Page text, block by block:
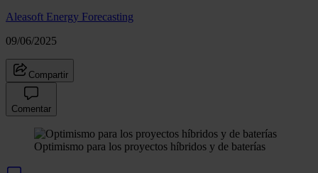
Aleasoft Energy Forecasting
09/06/2025
Compartir
Comentar
Optimismo para los proyectos híbridos y de baterías